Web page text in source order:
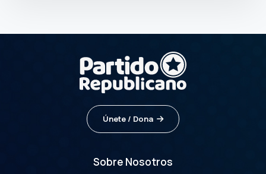
Únete / Dona
Sobre Nosotros